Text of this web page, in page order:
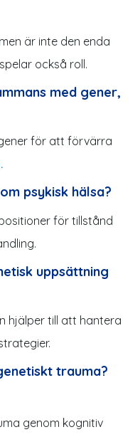
är inte den enda
också roll.
med gener,
för att förvärra
psykisk hälsa?
för tillstånd
uppsättning
hjälper till att hantera
trauma?
genom kognitiv